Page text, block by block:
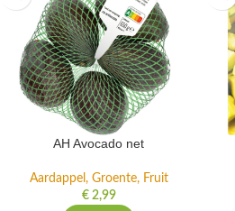
AH Avocado net
Aardappel, Groente, Fruit
€2,99